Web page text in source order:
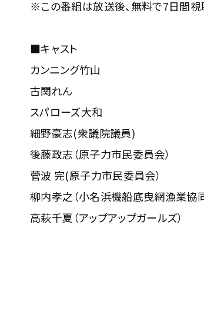
※この番組は放送後、無料で7日間視
■キャスト
カンニング竹山
古関れん
スパローズ大和
細野豪志(衆議院議員)
後藤政志（原子力市民委員会）
菅波 完(原子力市民委員会）
柳内孝之（小名浜機船底曳網漁業協
高萩千夏（アップアップガールズ）